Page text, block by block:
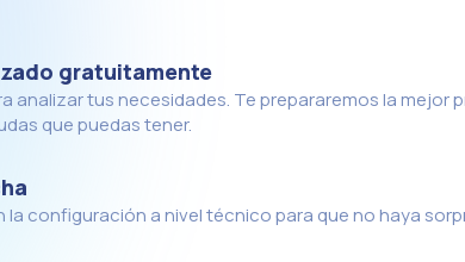
gratuitamente
tus necesidades. Te prepararemos la mejor
que puedas tener.
configuración a nivel técnico para que no haya